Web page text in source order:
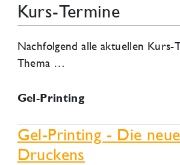
Kurs-Termine
Nachfolgend alle aktuellen Kurs-
Thema …
Gel-Printing
Gel-Printing - Die
Druckens